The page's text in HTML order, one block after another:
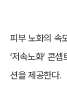
피부 노화의 속
‘저속노화’ 콘
션을 제공한다.